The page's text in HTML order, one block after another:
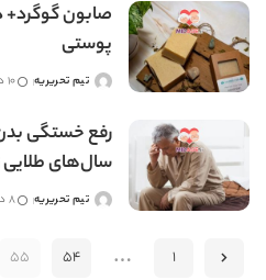
توسط
صابون گوگرد+
پوستی
ارسال
توسط
تیم تحریریه 10 دقیقه مطالعه
رفع خستگی بدن
سال‌های طلایی
ارسالتیم تحریریه 8 دقیقه مطالعه
1
…
54
55